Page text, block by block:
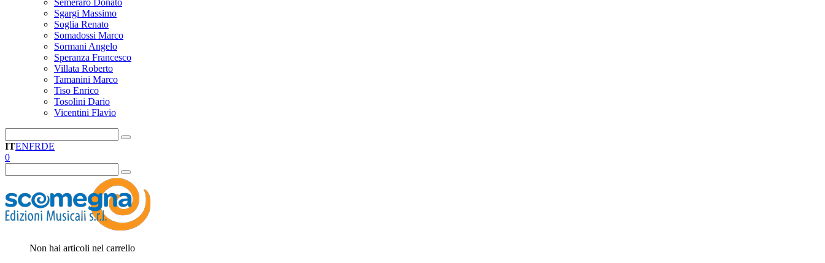
Semeraro Donato
Sgargi Massimo
Soglia Renato
Somadossi Marco
Sormani Angelo
Speranza Francesco
Villata Roberto
Tamanini Marco
Tiso Enrico
Tosolini Dario
Vicentini Flavio
ITENFRDE
0
Non hai articoli nel carrello